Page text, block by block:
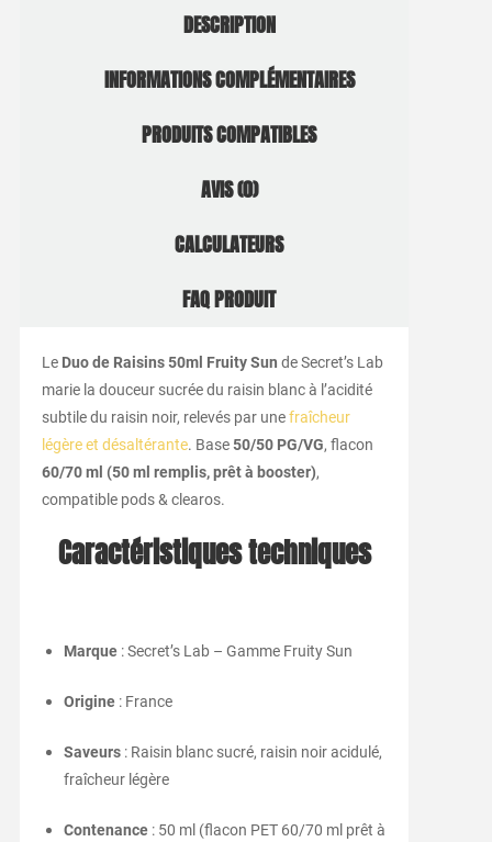
DESCRIPTION
INFORMATIONS COMPLÉMENTAIRES
PRODUITS COMPATIBLES
AVIS (0)
CALCULATEURS
FAQ PRODUIT
Le Duo de Raisins 50ml Fruity Sun de Secret’s Lab
marie la douceur sucrée du raisin blanc à l’acidité
subtile du raisin noir, relevés par unefraîcheur
légère et désaltérante. Base50/50 PG/VG, flacon
60/70 ml (50 ml remplis, prêt à booster),
compatible pods & clearos.
Caractéristiques techniques
Marque: Secret’s Lab – Gamme Fruity Sun
Origine: France
Saveurs: Raisin blanc sucré, raisin noir acidulé,
fraîcheur légère
Contenance: 50 ml (flacon PET 60/70 ml prêt à